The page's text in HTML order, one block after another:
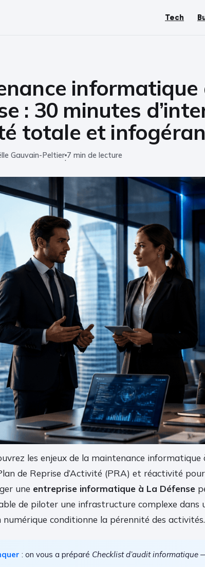
Tech
informatique
: 30 minutes
totale et
Gauvain-Peltier
·
7 min de lecture
les enjeux de la maintenance informatique
de Reprise d’Activité (PRA) et réactivité
une entreprise informatique à La Défense
de piloter une infrastructure complexe dans
conditionne la pérennité des activités.
: on vous a préparé Checklist d’audit informatique